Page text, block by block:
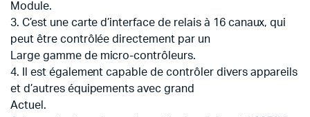
Module.
3. C’est une carte d’interface de relais à 16 canaux, qui
peut être contrôlée directement par un
Large gamme de micro-contrôleurs.
4. Il est également capable de contrôler divers appareils
et d’autres équipements avec grand
Actuel.